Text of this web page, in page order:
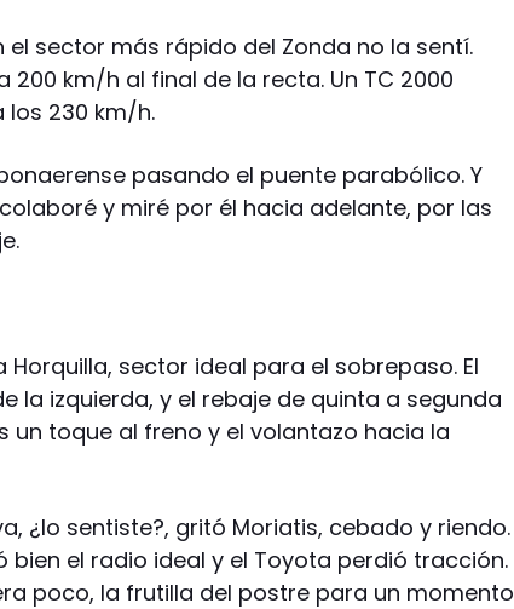
el sector más rápido del Zonda no la sentí.
200 km/h al final de la recta. Un TC 2000
los 230 km/h.
pasando el puente parabólico. Y
y miré por él hacia adelante, por las
Horquilla, sector ideal para el sobrepaso. El
la izquierda, y el rebaje de quinta a segunda
un toque al freno y el volantazo hacia la
¿lo sentiste?, gritó Moriatis, cebado y riendo.
bien el radio ideal y el Toyota perdió tracción.
poco, la frutilla del postre para un momento